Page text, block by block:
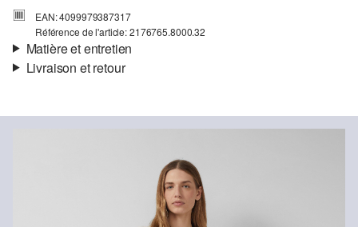
EAN: 4099979387317
Référence de l'article: 2176765.8000.32
Matière et entretien
Détergents au chlore interdits
Livraison et retour
Ta commande sera expédiée par Colissimo dans un délai de 4 à 5